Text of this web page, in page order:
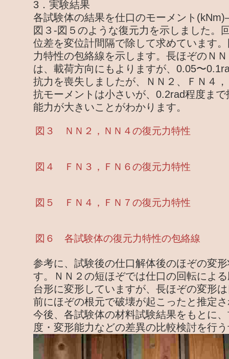
3．実験結果
各試験体の結果を仕口のモーメント
図３-図５のような復元力を示しました。
位差を変位計間隔で除して求めています
力特性の包絡線を示します。長ほぞのＮ
は、載荷方向にもよりますが、0.05〜
抗力を喪失しましたが、ＮＮ２、ＦＮ４
抗モーメントは小さいが、0.2rad程度ま
能力が大きいことがわかります。
図３ ＮＮ２，ＮＮ４の復元力特性
図４ ＦＮ３，ＦＮ６の復元力特性
図５ ＦＮ４，ＦＮ７の復元力特性
図６ 各試験体の復元力特性の包絡線
参考に、試験後の仕口解体後のほぞの変
す。ＮＮ２の短ほぞでは仕口の回転によ
台形に変形していますが、長ほぞの変形
前にほぞの根元で破壊が起こったと推定
今後、各試験体の材料試験結果をもとに
度・変形能力などの差異の比較検討を行